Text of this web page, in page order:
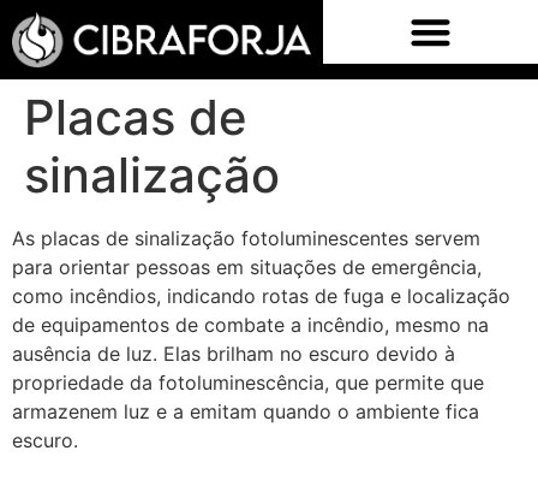
Placas de
sinalização
As placas de sinalização fotoluminescentes servem
para orientar pessoas em situações de emergência,
como incêndios, indicando rotas de fuga e localização
de equipamentos de combate a incêndio, mesmo na
ausência de luz. Elas brilham no escuro devido à
propriedade da fotoluminescência, que permite que
armazenem luz e a emitam quando o ambiente fica
escuro.